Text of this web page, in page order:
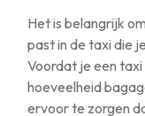
Het is belangrijk
past in de taxi die
Voordat je een
hoeveelheid
ervoor te zorgen